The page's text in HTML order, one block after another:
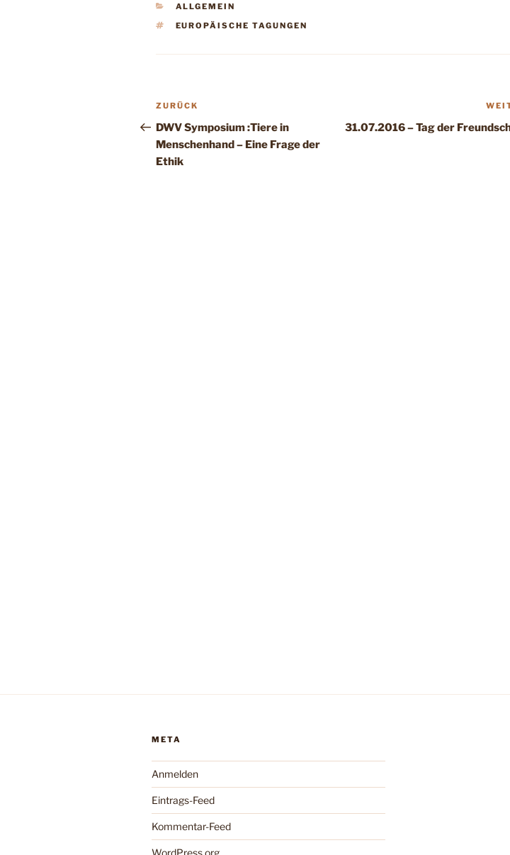
KATEGORIEN
ALLGEMEIN
SCHLAGWÖRTER
EUROPÄISCHE TAGUNGEN
Beitragsnavigation
Vorheriger
Beitrag
ZURÜCK
DWV Symposium :Tiere in
Menschenhand – Eine Frage der
Ethik
31.07.2016 – Tag der
META
Anmelden
Eintrags-Feed
Kommentar-Feed